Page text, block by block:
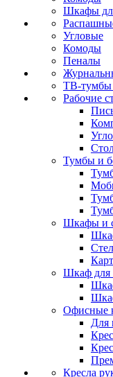
Шкафы
Угловые
Комоды
Пеналы
ТВ‑тумбы
Рабочие
Тумбы и
Шкафы и
Шкаф для
Офисные
Для
Кресла